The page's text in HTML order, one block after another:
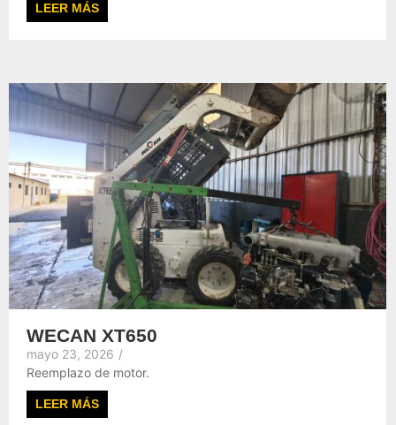
LEER MÁS
WECAN XT650
mayo 23, 2026 /
Reemplazo de motor.
LEER MÁS